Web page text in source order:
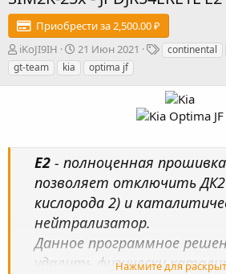
Приобрести за 2,500.00 ₽
А
в
т
iKoJI9IH
Д
а
т
а
н
и
я
21 Июн 2021
Т
и
continental
gt-team
kia optima jf
E2 - полноценная
позволяет отключить
кислорода 2) и
нейтрализатор.
Данное программное
удалить физически
Нажмите для